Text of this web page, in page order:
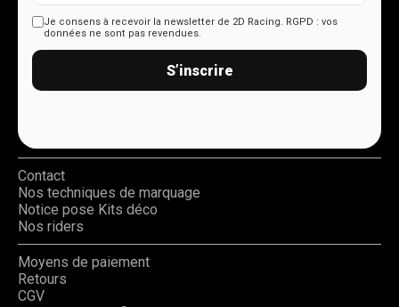
Je consens à recevoir la newsletter de 2D Racing. RGPD : vos
données ne sont pas revendues.
S’inscrire
Contact
Nos techniques de marquage
Notice pose Kits déco
Nos riders
Moyens de paiement
Retours
CGV